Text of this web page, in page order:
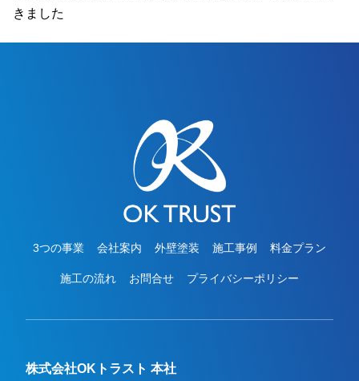
方法につきましても、無金利ローンを取り扱って
おりますので、ご遠路なくお申しつけください。
お待ちしております。
きました
3つの事業 会社案内 外壁塗装 施工事例 料金プラン
施工の流れ お問合せ プライバシーポリシー
株式会社OKトラスト 本社